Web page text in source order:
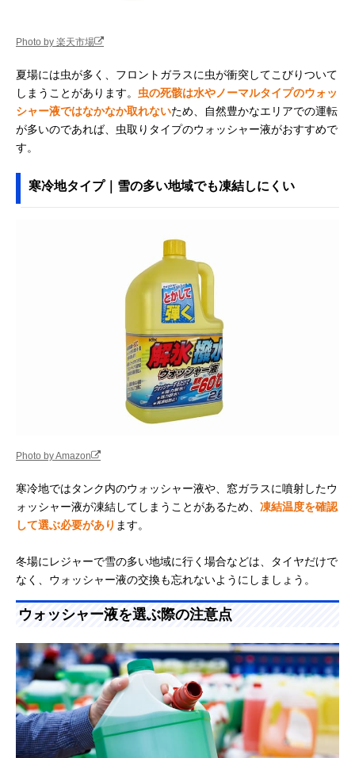
Photo by 楽天市場
夏場には虫が多く、フロントガラスに虫が衝突してこびりついて
しまうことがあります。 虫の死骸は水やノーマルタイプのウォッ
シャー液ではなかなか取れないため、自然豊かなエリアでの運転
が多いのであれば、虫取りタイプのウォッシャー液がおすすめで
す。
寒冷地タイプ｜雪の多い地域でも凍結しにくい
Photo by Amazon
寒冷地ではタンク内のウォッシャー液や、窓ガラスに噴射したウ
ォッシャー液が凍結してしまうことがあるため、 凍結温度を確認
して選ぶ必要があり ます。
冬場にレジャーで雪の多い地域に行く場合などは、タイヤだけで
なく、ウォッシャー液の交換も忘れないようにしましょう。
ウォッシャー液を選ぶ際の注意点